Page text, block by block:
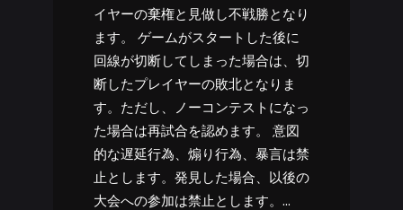
イヤーの棄権と見做し不戦勝となり
ます。 ゲームがスタートした後に
回線が切断してしまった場合は、切
断したプレイヤーの敗北となりま
す。ただし、ノーコンテストになっ
た場合は再試合を認めます。 意図
的な遅延行為、煽り行為、暴言は禁
止とします。発見した場合、以後の
大会への参加は禁止とします。